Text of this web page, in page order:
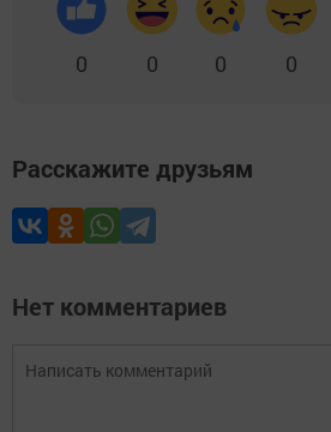
0 0 0 0
Расскажите друзьям
Нет комментариев